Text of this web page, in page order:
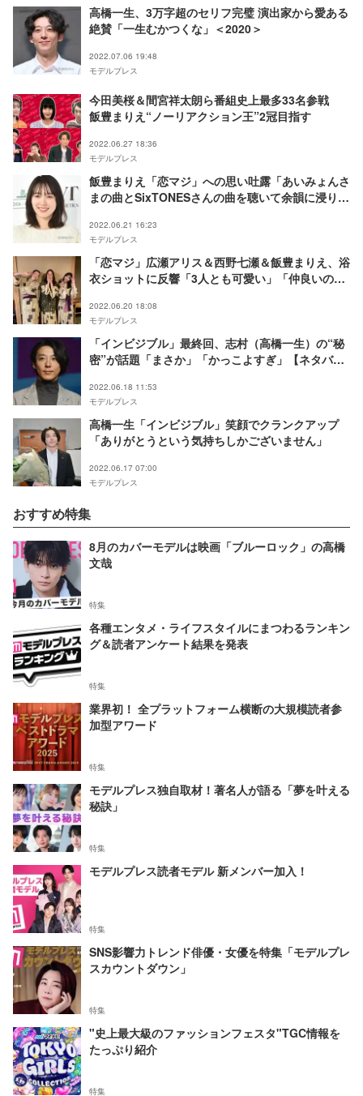
高橋一生、3万字超のセリフ完璧 演出家から愛ある
絶賛「一生むかつくな」＜2020＞
2022.07.06 19:48
モデルプレス
今田美桜＆間宮祥太朗ら番組史上最多33名参戦
飯豊まりえ“ノーリアクション王”2冠目指す
2022.06.27 18:36
モデルプレス
飯豊まりえ「恋マジ」への思い吐露「あいみょんさ
まの曲とSixTONESさんの曲を聴いて余韻に浸りま
2022.06.21 16:23
モデルプレス
「恋マジ」広瀬アリス＆西野七瀬＆飯豊まりえ、浴
衣ショットに反響「3人とも可愛い」「仲良いの伝
2022.06.20 18:08
モデルプレス
「インビジブル」最終回、志村（高橋一生）の“秘
密”が話題「まさか」「かっこよすぎ」【ネタバレ
2022.06.18 11:53
モデルプレス
高橋一生「インビジブル」笑顔でクランクアップ
「ありがとうという気持ちしかございません」
2022.06.17 07:00
モデルプレス
おすすめ特集
8月のカバーモデルは映画「ブルーロック」の高橋
文哉
特集
各種エンタメ・ライフスタイルにまつわるランキン
グ＆読者アンケート結果を発表
特集
業界初！ 全プラットフォーム横断の大規模読者参
加型アワード
特集
モデルプレス独自取材！著名人が語る「夢を叶える
秘訣」
特集
モデルプレス読者モデル 新メンバー加入！
特集
SNS影響力トレンド俳優・女優を特集「モデルプレ
スカウントダウン」
特集
"史上最大級のファッションフェスタ"TGC情報を
たっぷり紹介
特集